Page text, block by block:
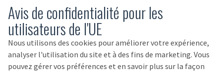
Avis de confidentialité pour les
utilisateurs de l'UE
Nous utilisons des cookies pour améliorer votre expérience,
analyser l'utilisation du site et à des fins de marketing. Vous
pouvez gérer vos préférences et en savoir plus sur la façon